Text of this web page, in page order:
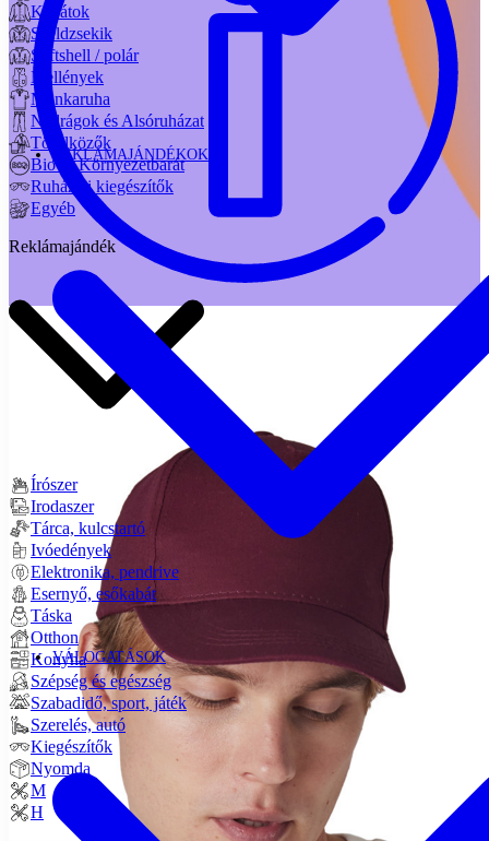
REKLÁMAJÁNDÉKOK
VÁLOGATÁSOK
Kabátok
Széldzsekik
Softshell / polár
Mellények
Munkaruha
Nadrágok és Alsóruházat
Törölközők
Bio és Környezetbarát
Ruházati kiegészítők
Egyéb
Reklámajándék
Írószer
Irodaszer
Tárca, kulcstartó
Ivóedények
Elektronika, pendrive
Esernyő, esőkabát
Táska
Otthon
Konyha
Szépség és egészség
Szabadidő, sport, játék
Szerelés, autó
Kiegészítők
Nyomda
M
H